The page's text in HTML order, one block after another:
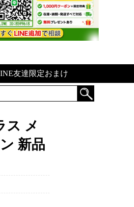
友達限定おまけ
ス メ
新品